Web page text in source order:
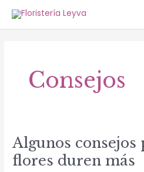
contenido
Consejos
Algunos consejos
flores duren más
Algunos
consejos
para